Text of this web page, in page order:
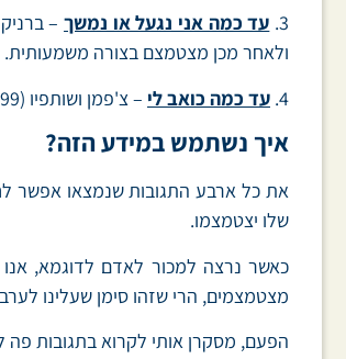
3. עד כמה אני נגעל או נמשך
ולאחר מכן מצטמצם בצורה משמעותית.
4. עד כמה כואב לי – צ'פמן ושותפיו (1999) גילו כי ככל שיותר כואב לנו, כך האישונים שלנו יותר מתרחבים. רצוי להמנע מגרימת כאב מיותר לאנשים. עם זאת, חשוב להכיר את התגובה הזו.
איך נשתמש במידע הזה?
שלו יצטמצמו.
כאשר נרצה למכור לאדם לדוגמא,
מצטמצמים, הרי שזהו סימן שעלינו
הפעם, מסקרן אותי לקרוא בתגובות